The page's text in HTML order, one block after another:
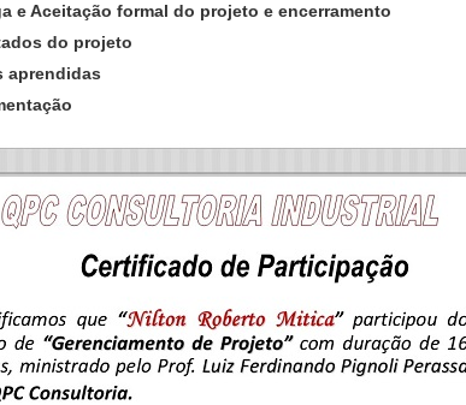
e Aceitação formal do projeto e encerramento
do projeto
aprendidas